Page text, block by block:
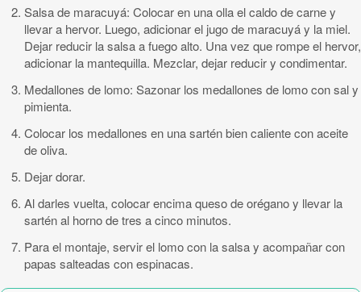
Salsa de maracuyá: Colocar en una olla el caldo de carne y
llevar a hervor. Luego, adicionar el jugo de maracuyá y la miel.
Dejar reducir la salsa a fuego alto. Una vez que rompe el hervor,
adicionar la mantequilla. Mezclar, dejar reducir y condimentar.
Medallones de lomo: Sazonar los medallones de lomo con sal y
pimienta.
Colocar los medallones en una sartén bien caliente con aceite
de oliva.
Dejar dorar.
Al darles vuelta, colocar encima queso de orégano y llevar la
sartén al horno de tres a cinco minutos.
Para el montaje, servir el lomo con la salsa y acompañar con
papas salteadas con espinacas.